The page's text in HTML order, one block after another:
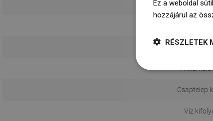
Csaptelep
Víz
Ez a weboldal
hozzájárul az
RÉSZLETEK